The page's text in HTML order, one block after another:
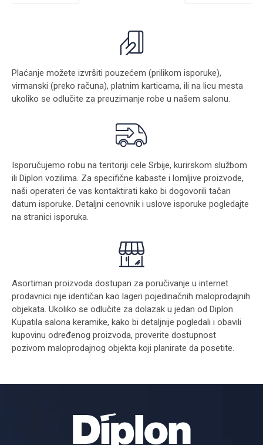
Plaćanje možete izvršiti pouzećem (prilikom isporuke),
virmanski (preko računa), platnim karticama, ili na licu mesta
ukoliko se odlučite za preuzimanje robe u našem salonu.
Isporučujemo robu na teritoriji cele Srbije, kurirskom službom
ili Diplon vozilima. Za specifične kabaste i lomljive proizvode,
naši operateri će vas kontaktirati kako bi dogovorili tačan
datum isporuke. Detaljni cenovnik i uslove isporuke pogledajte
na stranici isporuka.
Asortiman proizvoda dostupan za poručivanje u internet
prodavnici nije identičan kao lageri pojedinačnih maloprodajnih
objekata. Ukoliko se odlučite za dolazak u jedan od Diplon
Kupatila salona keramike, kako bi detaljnije pogledali i obavili
kupovinu određenog proizvoda, proverite dostupnost
pozivom maloprodajnog objekta koji planirate da posetite.